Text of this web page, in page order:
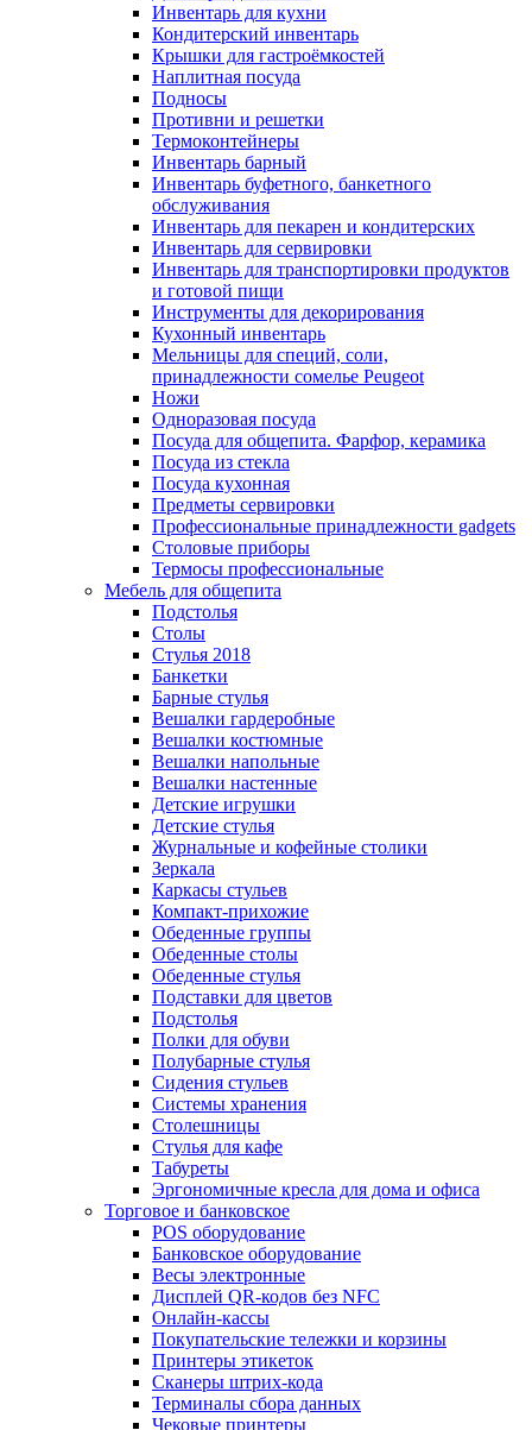
Инвентарь для кухни
Кондитерский инвентарь
Крышки для гастроёмкостей
Наплитная посуда
Подносы
Противни и решетки
Термоконтейнеры
Инвентарь барный
Инвентарь буфетного, банкетного
обслуживания
Инвентарь для пекарен и кондитерских
Инвентарь для сервировки
Инвентарь для транспортировки продуктов
и готовой пищи
Инструменты для декорирования
Кухонный инвентарь
Мельницы для специй, соли,
принадлежности сомелье Peugeot
Ножи
Одноразовая посуда
Посуда для общепита. Фарфор, керамика
Посуда из стекла
Посуда кухонная
Предметы сервировки
Профессиональные принадлежности gadgets
Столовые приборы
Термосы профессиональные
Мебель для общепита
Подстолья
Столы
Стулья 2018
Банкетки
Барные стулья
Вешалки гардеробные
Вешалки костюмные
Вешалки напольные
Вешалки настенные
Детские игрушки
Детские стулья
Журнальные и кофейные столики
Зеркала
Каркасы стульев
Компакт-прихожие
Обеденные группы
Обеденные столы
Обеденные стулья
Подставки для цветов
Подстолья
Полки для обуви
Полубарные стулья
Сидения стульев
Системы хранения
Столешницы
Стулья для кафе
Табуреты
Эргономичные кресла для дома и офиса
Торговое и банковское
POS оборудование
Банковское оборудование
Весы электронные
Дисплей QR-кодов без NFC
Онлайн-кассы
Покупательские тележки и корзины
Принтеры этикеток
Сканеры штрих-кода
Терминалы сбора данных
Чековые принтеры